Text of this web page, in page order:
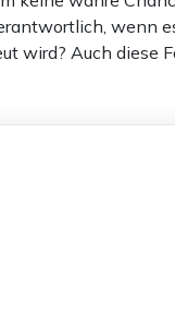
wenn
wird? Auch diese